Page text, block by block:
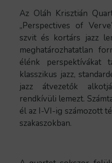
Az Oláh Krisztián
„Perspectives of
szvit és kortárs jazz
meghatározhatatlan
élénk perspektívákat
klasszikus jazz,
jazz átvezetők
rendkívüli lemezt.
él az I-VI-ig számozott
szakaszokban.